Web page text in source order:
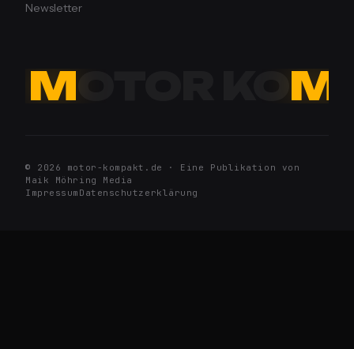
Newsletter
M M
© 2026 motor-kompakt.de · Eine Publikation von
Maik Möhring Media
Impressum Datenschutzerklärung